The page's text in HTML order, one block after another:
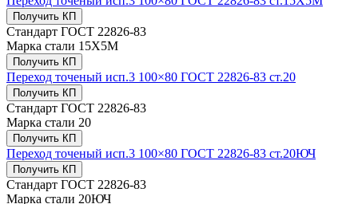
Получить КП
Стандарт ГОСТ 22826-83
Марка стали 15Х5М
Получить КП
Переход точеный исп.3 100×80 ГОСТ 22826-83 ст.20
Получить КП
Стандарт ГОСТ 22826-83
Марка стали 20
Получить КП
Переход точеный исп.3 100×80 ГОСТ 22826-83 ст.20ЮЧ
Получить КП
Стандарт ГОСТ 22826-83
Марка стали 20ЮЧ